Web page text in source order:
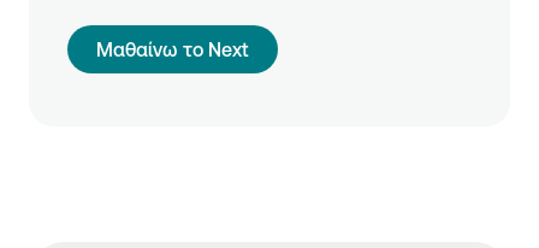
Μαθαίνω το Next